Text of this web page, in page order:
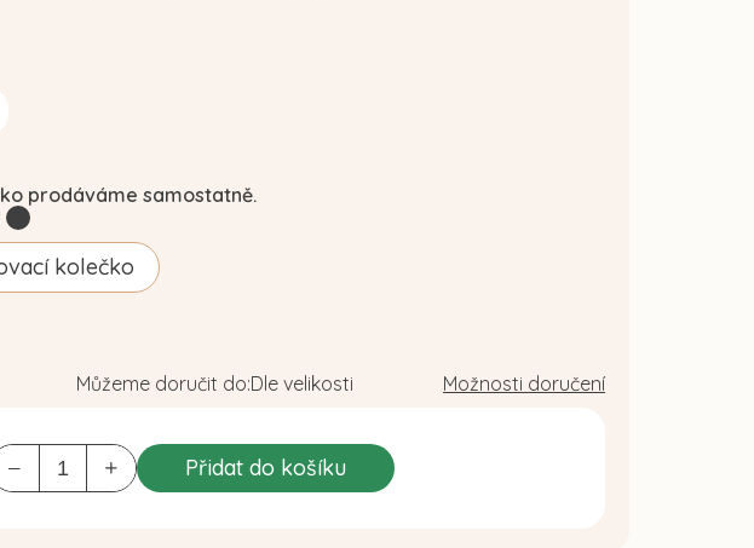
Přidat do košíku
prodáváme samostatně.
kolečko
Můžeme doručit do:Dle velikosti Možnosti doručení